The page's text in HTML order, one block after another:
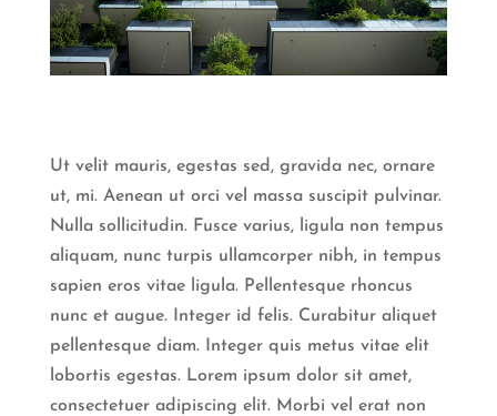
Ut velit mauris, egestas sed, gravida nec, ornare
ut, mi. Aenean ut orci vel massa suscipit pulvinar.
Nulla sollicitudin. Fusce varius, ligula non tempus
aliquam, nunc turpis ullamcorper nibh, in tempus
sapien eros vitae ligula. Pellentesque rhoncus
nunc et augue. Integer id felis. Curabitur aliquet
pellentesque diam. Integer quis metus vitae elit
lobortis egestas. Lorem ipsum dolor sit amet,
consectetuer adipiscing elit. Morbi vel erat non